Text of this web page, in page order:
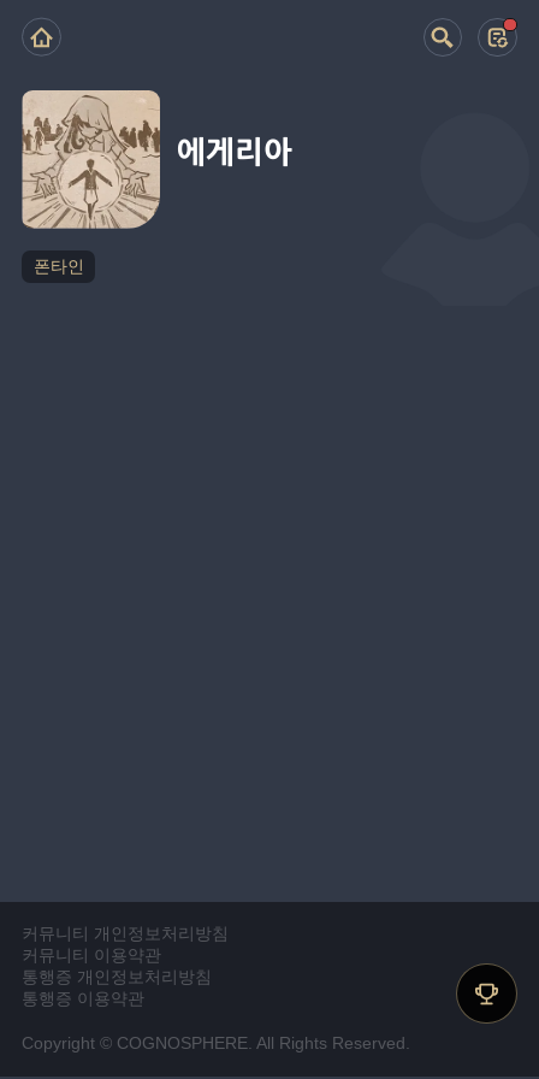
에게리아
폰타인
커뮤니티 개인정보처리방침
커뮤니티 이용약관
통행증 개인정보처리방침
통행증 이용약관
Copyright © COGNOSPHERE. All Rights Reserved.